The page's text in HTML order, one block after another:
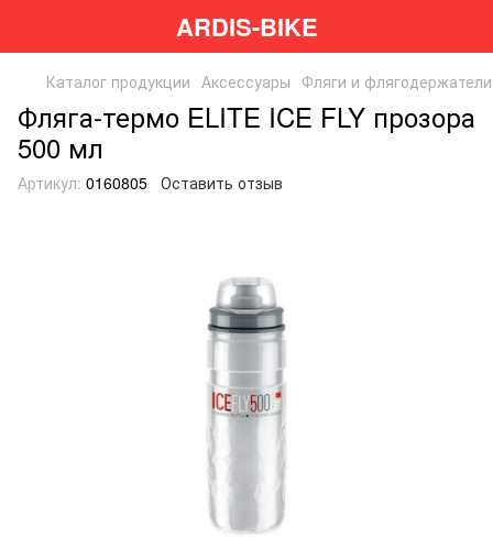
ARDIS-BIKE
Каталог продукции Аксессуары Фляги и флягодержатели
Фляга-термо ELITE ICE FLY прозора
500 мл
Артикул: 0160805 Оставить отзыв